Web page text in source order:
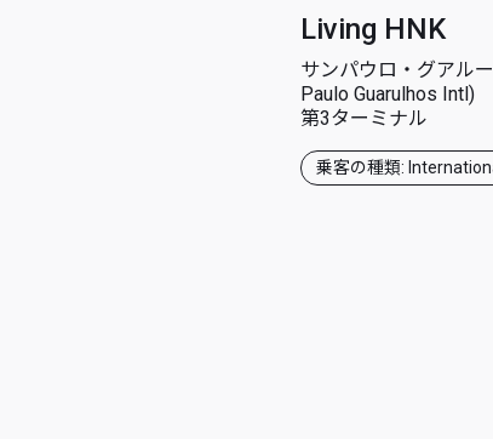
Living HNK
サンパウロ・グアル
Paulo Guarulhos Intl)
第3ターミナル
乗客の種類: